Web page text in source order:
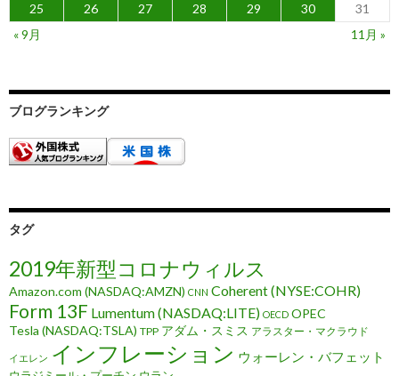
25
26 27 28 29 30
31
« 9月
11月 »
ブログランキング
タグ
2019年新型コロナウィルス
Amazon.com (NASDAQ:AMZN) CNN Coherent (NYSE:COHR)
Form 13F Lumentum (NASDAQ:LITE) OECD OPEC
Tesla (NASDAQ:TSLA) TPP アダム・スミス アラスター・マクラウド
イエレン インフレーション ウォーレン・バフェット